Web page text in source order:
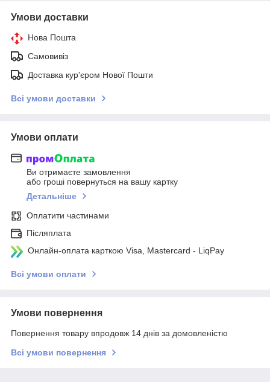
Умови доставки
Нова Пошта
Самовивіз
Доставка кур'єром Нової Пошти
Всі умови доставки
Умови оплати
Ви отримаєте замовлення
або гроші повернуться на вашу картку
Детальніше
Оплатити частинами
Післяплата
Онлайн-оплата карткою Visa, Mastercard - LiqPay
Всі умови оплати
Умови повернення
Повернення товару впродовж 14 днів за домовленістю
Всі умови повернення